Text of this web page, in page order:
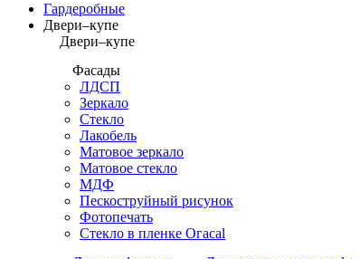
Гардеробные
Двери–купе
Двери–купе
Фасады
ЛДСП
Зеркало
Стекло
Лакобель
Матовое зеркало
Матовое стекло
МДФ
Пескоструйный рисунок
Фотопечать
Стекло в пленке Огасаl